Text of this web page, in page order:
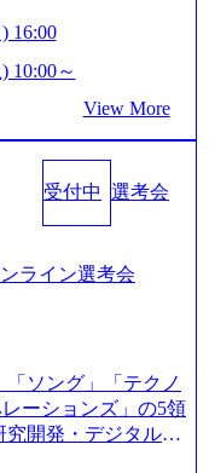
の組織体制をとっ
調達できる 独立資
が高い https://storag
00318d5c0dff_120
説明資料 (https://spea
jie-zi-liao-zhong-tu-
ービス」「カルチャ
上げています！ (htt
業務」を受託 (http
レバレ
NALYSYS」リリー
るメンバー紹介！〜
watch?v=RETwZKac2
介！〜 営業職種編
16:00
10:00～
View More
受付中 選考会
ライン選考会
「ソング」「テクノ
ーションズ」の5領
開発・デジタル・